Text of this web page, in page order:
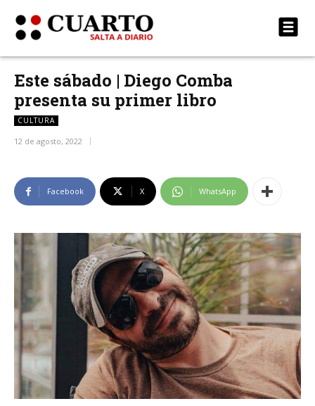
Este sábado | Diego Comba
presenta su primer libro
CULTURA
12 de agosto, 2022
Facebook X WhatsApp